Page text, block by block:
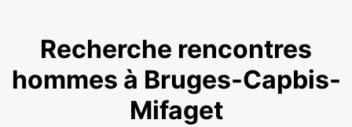
Recherche rencontres
hommes à Bruges-Capbis-
Mifaget